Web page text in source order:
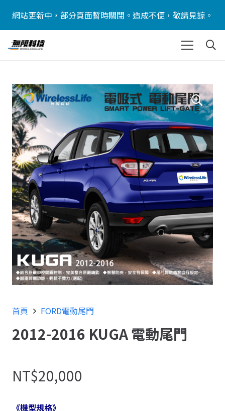
網站更新中，部分頁面暫時關閉。造成不便，敬請見諒。
首頁 FORD電動尾門
2012-2016 KUGA 電動尾門
NT$20,000
《機型規格》